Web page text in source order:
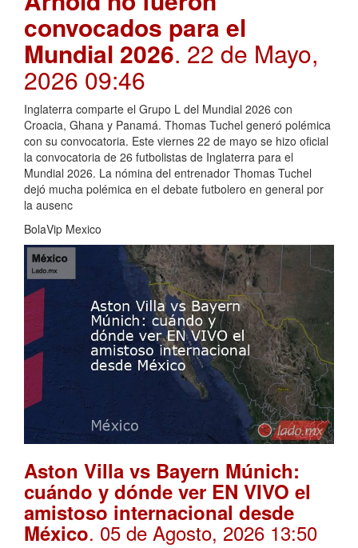
convocados para el
Mundial 2026. 22 de Mayo,
2026 09:46
Inglaterra comparte el Grupo L del Mundial 2026 con
Croacia, Ghana y Panamá. Thomas Tuchel generó polémica
con su convocatoria. Este viernes 22 de mayo se hizo oficial
la convocatoria de 26 futbolistas de Inglaterra para el
Mundial 2026. La nómina del entrenador Thomas Tuchel
dejó mucha polémica en el debate futbolero en general por
la ausenc
BolaVip Mexico
Aston Villa vs Bayern Múnich:
cuándo y dónde ver EN VIVO el
amistoso internacional desde
México. 05 de Agosto, 2026 13:50